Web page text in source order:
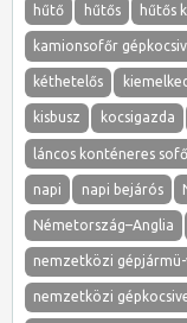
hűtő hűtős hűtős
kamionsofőr
kéthetelős
kisbusz kocsigazda
láncos konténeres
napi napi bejárós
Németország–Anglia
nemzetközi
nemzetközi